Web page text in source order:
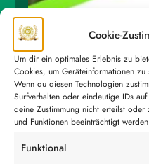
Cookie-
Um dir ein optimales Erlebnis zu
Cookies, um Geräteinformationen
Wenn du diesen Technologien
Surfverhalten oder eindeutige IDs
deine Zustimmung nicht erteilst oder
und Funktionen beeinträchtigt
Funktional